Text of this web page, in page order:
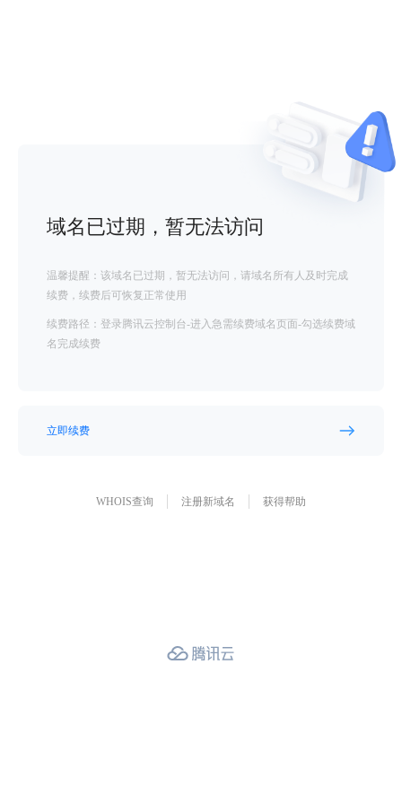
域名已过期，暂无法访问
温馨提醒：该域名已过期，暂无法访问，请域名所有人及时完成
续费，续费后可恢复正常使用
续费路径：登录腾讯云控制台-进入急需续费域名页面-勾选续费域
名完成续费
立即续费
WHOIS查询 注册新域名 获得帮助